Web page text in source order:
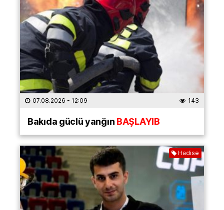
07.08.2026 - 12:09 143
Bakıda güclü yanğınBAŞLAYIB
Hadisə